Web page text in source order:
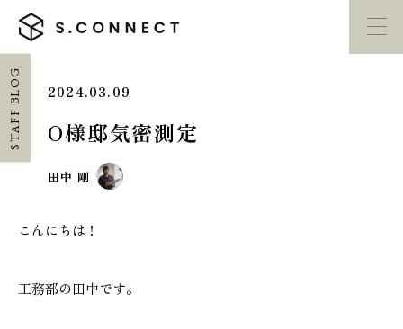
HOME
家づくり勉強会
STAFF BLOG 2024.03.09
O様邸気密測定
田中 剛
こんにちは！
工務部の田中です。